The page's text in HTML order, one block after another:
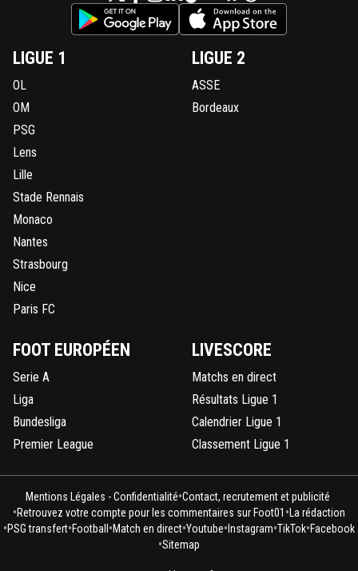
LIGUE 1
OL
OM
PSG
Lens
Lille
Stade Rennais
Monaco
Nantes
Strasbourg
Nice
Paris FC
LIGUE 2
ASSE
Bordeaux
FOOT EUROPÉEN
Serie A
Liga
Bundesliga
Premier League
LIVESCORE
Matchs en direct
Résultats Ligue 1
Calendrier Ligue 1
Classement Ligue 1
Mentions Légales - Confidentialité•Contact, recrutement et publicité
•Retrouvez votre compte pour les commentaires sur Foot01 • La rédaction
•PSG transfert•Football •Match en direct•Youtube• Instagram•TikTok•Facebook
•Sitemap